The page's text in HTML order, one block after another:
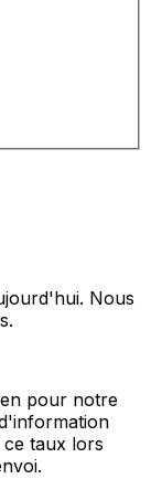
Nous
pour notre
ce taux lors